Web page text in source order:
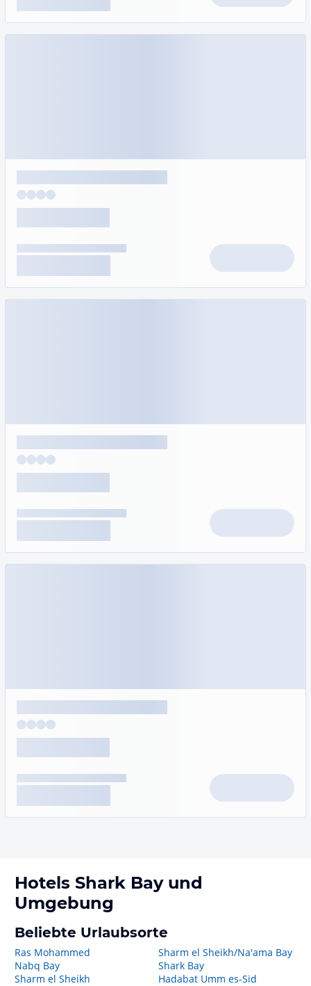
Hotels Shark Bayund
Umgebung
Beliebte Urlaubsorte
Ras Mohammed
Nabq Bay
Sharm el Sheikh
Sharm el Sheikh/Na'ama Bay
Shark Bay
Hadabat Umm es-Sid